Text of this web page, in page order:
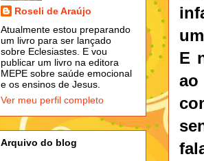
E
ao
Roseli de Araújo
Atualmente estou preparando
um livro para ser lançado
sobre Eclesiastes. E vou
publicar um livro na editora
MEPE sobre saúde emocional
e os ensinos de Jesus.
Ver meu perfil completo
Arquivo do blog